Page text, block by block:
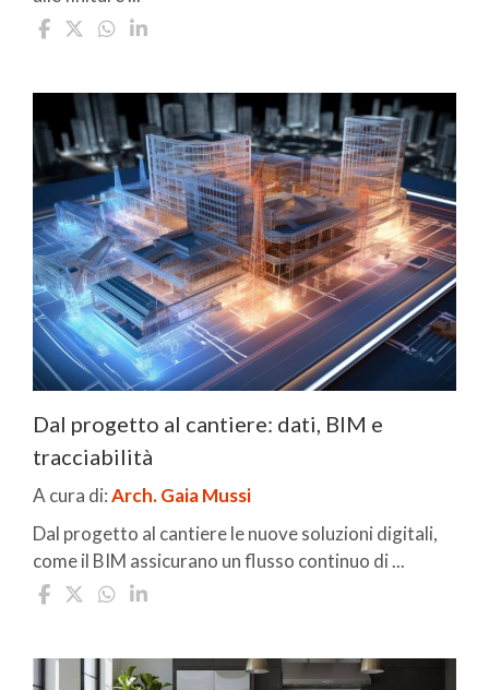
Dal progetto al cantiere: dati, BIM e
tracciabilità
A cura di:Arch. Gaia Mussi
Dal progetto al cantiere le nuove soluzioni digitali,
come il BIM assicurano un flusso continuo di ...